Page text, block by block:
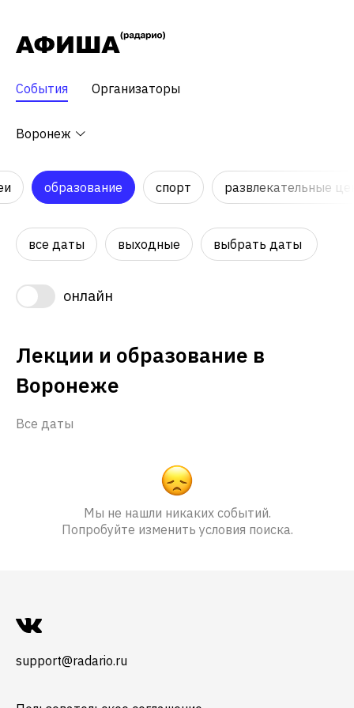
События Организаторы
Воронеж
образование спорт развлекательные
все даты выходные выбрать даты
онлайн
Лекции и образование в
Воронеже
Все даты
Мы не нашли никаких событий.
Попробуйте изменить условия поиска.
support@radario.ru